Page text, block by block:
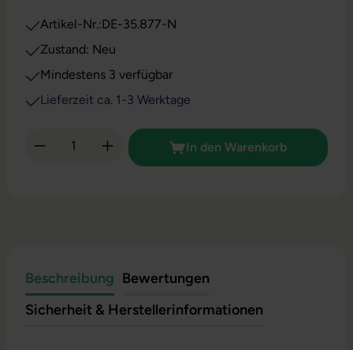
Artikel-Nr.:DE-35.877-N
Zustand: Neu
Mindestens 3 verfügbar
Lieferzeit ca. 1-3 Werktage
Produkt Anzahl: Gib den gewünschten
In den Warenkorb
Beschreibung Bewertungen
Sicherheit & Herstellerinformationen